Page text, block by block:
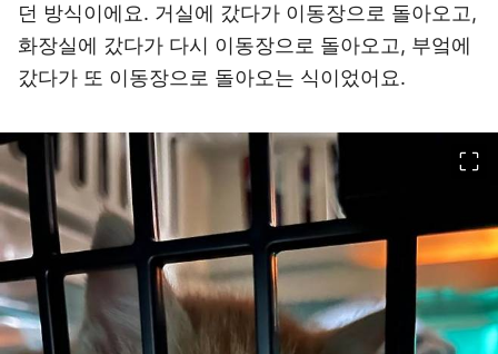
던 방식이에요. 거실에 갔다가 이동장으로 돌아오고,
화장실에 갔다가 다시 이동장으로 돌아오고, 부엌에
갔다가 또 이동장으로 돌아오는 식이었어요.